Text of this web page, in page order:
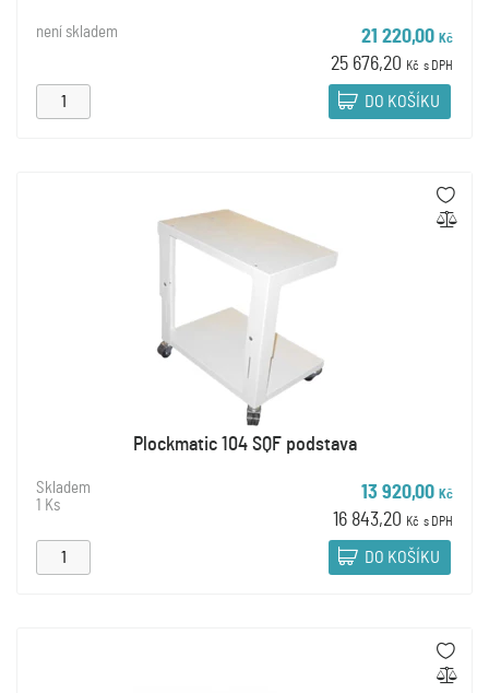
není skladem 21 220,00 Kč
25 676,20 Kč s DPH
DO KOŠÍKU
Plockmatic 104 SQF podstava
Skladem
1 Ks
13 920,00 Kč
16 843,20 Kč s DPH
DO KOŠÍKU